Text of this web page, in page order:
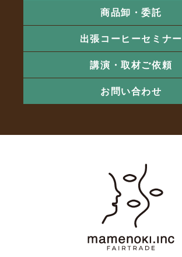
商品卸・委託
出張コーヒーセミナー
講演・取材ご依頼
お問い合わせ